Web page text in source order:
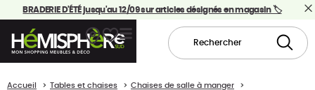
BRADERIE D'ÉTÉ jusqu'au 12/09 sur articles désignés en magasin 🏷️
Accueil Tables et chaises
Chaises de salle à manger